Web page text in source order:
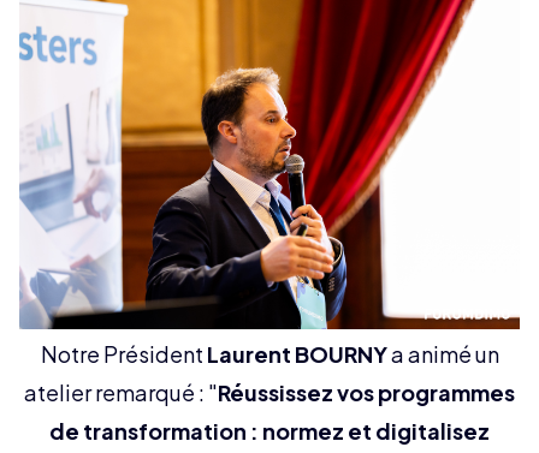
Notre Président Laurent BOURNYa animé un
atelier remarqué : "Réussissez vos programmes
de transformation : normez et digitalisez